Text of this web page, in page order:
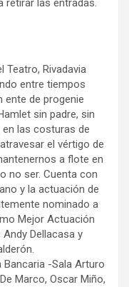
retirar las entradas.
Teatro, Rivadavia
entre tiempos
ente de progenie
sin padre, sin
las costuras de
el vértigo de
a flote en
no ser. Cuenta con
y la actuación de
nominado a
Mejor Actuación
Dellacasa y
Bancaria -Sala Arturo
Marco, Oscar Miño,